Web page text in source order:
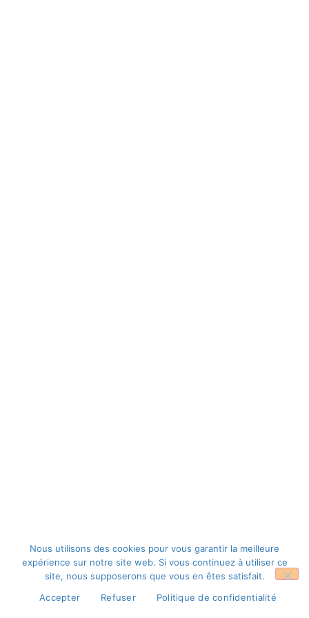
Nous utilisons des cookies pour vous garantir la meilleure
expérience sur notre site web. Si vous continuez à utiliser ce
site, nous supposerons que vous en êtes satisfait.
Accepter
Refuser Politique de confidentialité